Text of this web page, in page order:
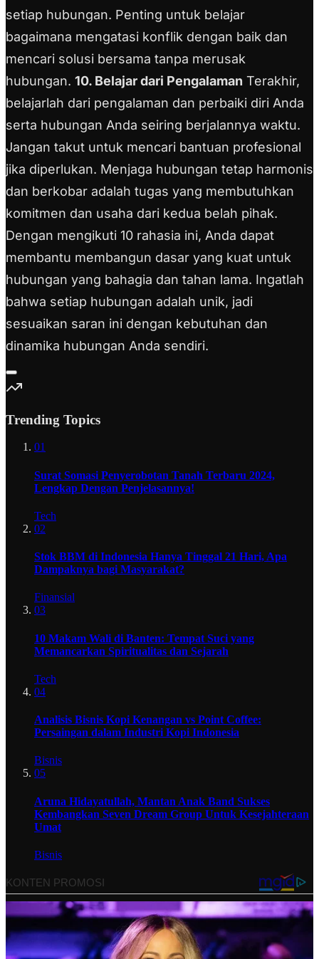
setiap hubungan. Penting untuk belajar
bagaimana mengatasi konflik dengan baik dan
mencari solusi bersama tanpa merusak
hubungan. 10. Belajar dari Pengalaman Terakhir,
belajarlah dari pengalaman dan perbaiki diri Anda
serta hubungan Anda seiring berjalannya waktu.
Jangan takut untuk mencari bantuan profesional
jika diperlukan. Menjaga hubungan tetap harmonis
dan berkobar adalah tugas yang membutuhkan
komitmen dan usaha dari kedua belah pihak.
Dengan mengikuti 10 rahasia ini, Anda dapat
membantu membangun dasar yang kuat untuk
hubungan yang bahagia dan tahan lama. Ingatlah
bahwa setiap hubungan adalah unik, jadi
sesuaikan saran ini dengan kebutuhan dan
dinamika hubungan Anda sendiri.
Trending Topics
01
Surat Somasi Penyerobotan Tanah Terbaru 2024,
Lengkap Dengan Penjelasannya!
Tech
02
Stok BBM di Indonesia Hanya Tinggal 21 Hari, Apa
Dampaknya bagi Masyarakat?
Finansial
03
10 Makam Wali di Banten: Tempat Suci yang
Memancarkan Spiritualitas dan Sejarah
Tech
04
Analisis Bisnis Kopi Kenangan vs Point Coffee:
Persaingan dalam Industri Kopi Indonesia
Bisnis
05
Aruna Hidayatullah, Mantan Anak Band Sukses
Kembangkan Seven Dream Group Untuk Kesejahteraan
Umat
Bisnis